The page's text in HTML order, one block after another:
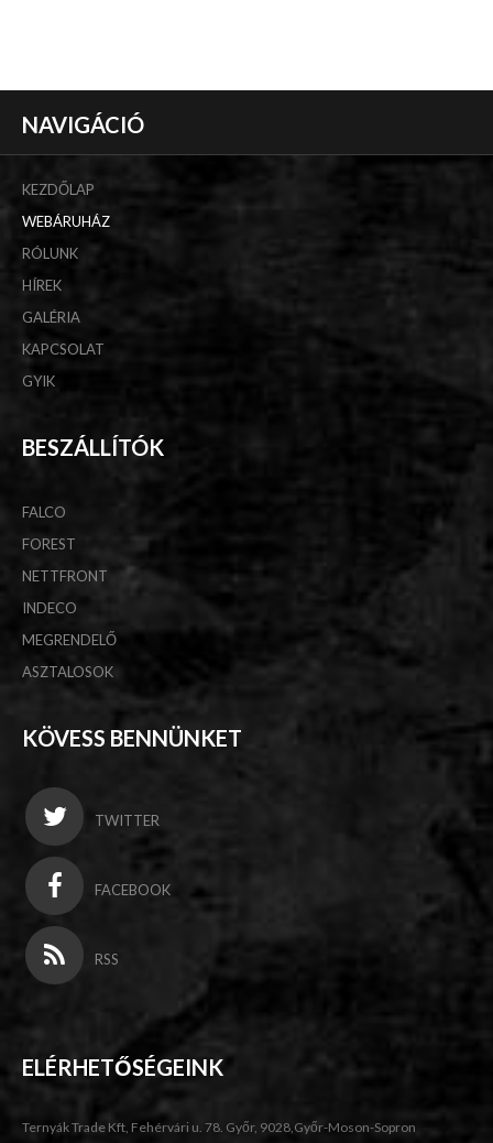
NAVIGÁCIÓ
KEZDŐLAP
WEBÁRUHÁZ
RÓLUNK
HÍREK
GALÉRIA
KAPCSOLAT
GYIK
BESZÁLLÍTÓK
FALCO
FOREST
NETTFRONT
INDECO
MEGRENDELŐ
ASZTALOSOK
KÖVESS BENNÜNKET
TWITTER
FACEBOOK
RSS
ELÉRHETŐSÉGEINK
Ternyák Trade Kft, Fehérvári u. 78. Győr, 9028,Győr-Moson-Sopron